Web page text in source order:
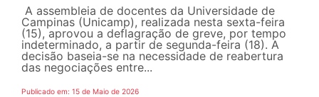
A assembleia de docentes da Universidade de
Campinas (Unicamp), realizada nesta sexta-feira
(15), aprovou a deflagração de greve, por tempo
indeterminado, a partir de segunda-feira (18). A
decisão baseia-se na necessidade de reabertura
das negociações entre...
Publicado em: 15 de Maio de 2026